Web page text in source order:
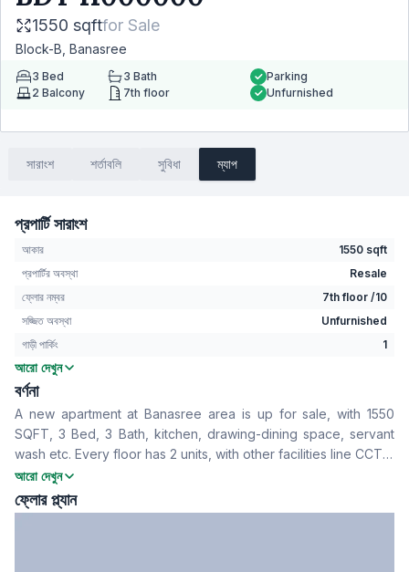
1550 sqftfor Sale
Block-B, Banasree
3 Bed 3 Bath
2 Balcony 7th floor
Parking
Unfurnished
সারাংশ শর্তাবলি সুবিধা ম্যাপ
প্রপার্টি সারাংশ
আকার
1550 sqft
প্রপার্টির অবস্থা
Resale
ফ্লোর নম্বর
7th floor /10
সজ্জিত অবস্থা
Unfurnished
গাড়ী পার্কিং
1
বেডরুম
বাথরুম
বসার রুম
No
Drawing Room
Yes
খাবার রুম
Yes
ফ্লোর টাইপ
Tiled
আরো দেখুন
বর্ণনা
A new apartment at Banasree area is up for sale, with 1550
SQFT, 3 Bed, 3 Bath, kitchen, drawing-dining space, servant
wash etc. Every floor has 2 units, with other facilities line CCTV,
Security Guard. It is a brand new flat- to know more contact us
now.
আরো দেখুন
ফ্লোর প্ল্যান